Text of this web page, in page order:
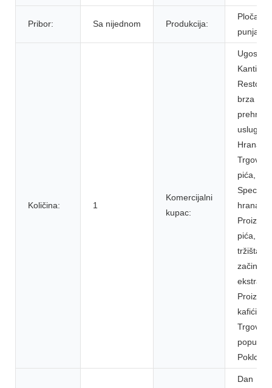
Pribor: Sa nijednom Produkcija:
Ploča za
punjač
Količina: 1
Komercijalni
kupac:
Kantine,
brza
usluge,
Hrana &
Trgovine
pića,
hrana &
pića,
tržišta,
začin i
ekstrakt
kafići i
Trgovine
popušta,
Poklone
Dan